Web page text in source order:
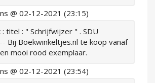
@ 02-12-2021 (23:15)
: titel : " Schrijfwijzer " . SDU
Bij Boekwinkeltjes.nl te koop vanaf
mooi rood exemplaar.
@ 02-12-2021 (23:54)